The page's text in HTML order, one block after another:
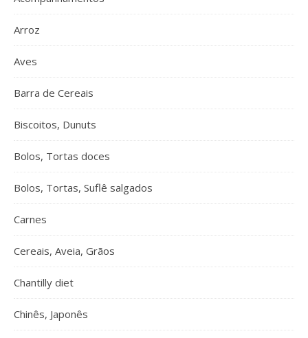
Arroz
Aves
Barra de Cereais
Biscoitos, Dunuts
Bolos, Tortas doces
Bolos, Tortas, Suflê salgados
Carnes
Cereais, Aveia, Grãos
Chantilly diet
Chinês, Japonês